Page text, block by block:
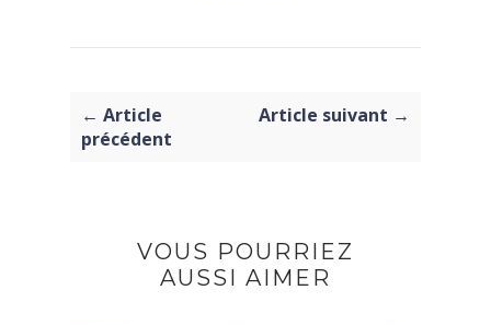
← Article
précédent
Article suivant →
VOUS POURRIEZ
AUSSI AIMER